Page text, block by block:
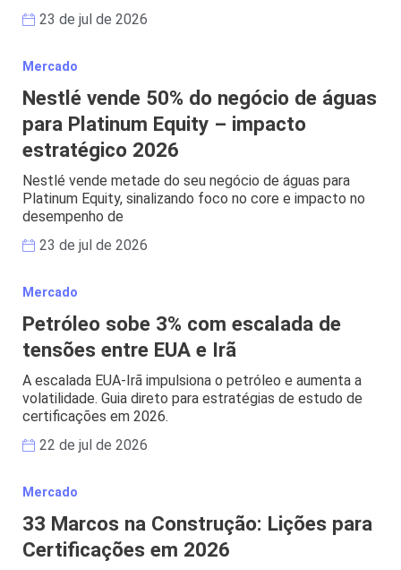
23 de jul de 2026
Mercado
Nestlé vende 50% do negócio de águas
para Platinum Equity – impacto
estratégico 2026
Nestlé vende metade do seu negócio de águas para
Platinum Equity, sinalizando foco no core e impacto no
desempenho de
23 de jul de 2026
Mercado
Petróleo sobe 3% com escalada de
tensões entre EUA e Irã
A escalada EUA-Irã impulsiona o petróleo e aumenta a
volatilidade. Guia direto para estratégias de estudo de
certificações em 2026.
22 de jul de 2026
Mercado
33 Marcos na Construção: Lições para
Certificações em 2026